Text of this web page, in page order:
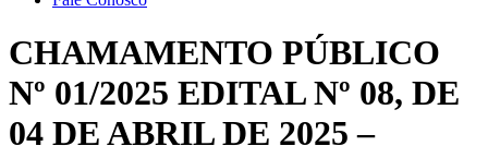
CHAMAMENTO PÚBLICO
Nº 01/2025 EDITAL Nº 08, DE
04 DE ABRIL DE 2025 –